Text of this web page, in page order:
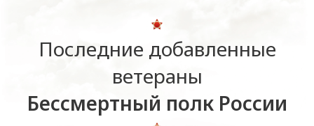
Последние добавленные
ветераны
Бессмертный полк России